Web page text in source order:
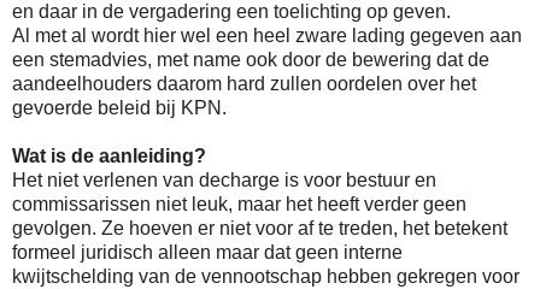
en daar in de vergadering een toelichting op geven.
Al met al wordt hier wel een heel zware lading gegeven aan
een stemadvies, met name ook door de bewering dat de
aandeelhouders daarom hard zullen oordelen over het
gevoerde beleid bij KPN.
Wat is de aanleiding?
Het niet verlenen van decharge is voor bestuur en
commissarissen niet leuk, maar het heeft verder geen
gevolgen. Ze hoeven er niet voor af te treden, het betekent
formeel juridisch alleen maar dat geen interne
kwijtschelding van de vennootschap hebben gekregen voor